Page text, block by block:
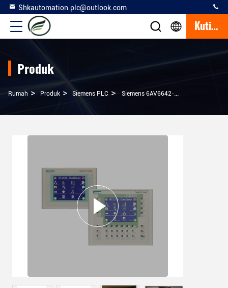
Shkautomation.plc@outlook.com
Kutipan
Produk
Rumah > Produk > Siemens PLC > Siemens 6AV6642-0BC01-1AX1 SIMATIC Man-Machine Interface Touch Panel TP177B Layar LCD